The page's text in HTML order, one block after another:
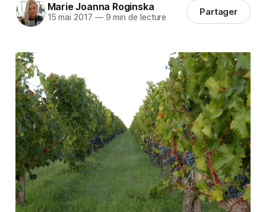
Marie Joanna Roginska
15 mai 2017 —9 min de lecture Partager